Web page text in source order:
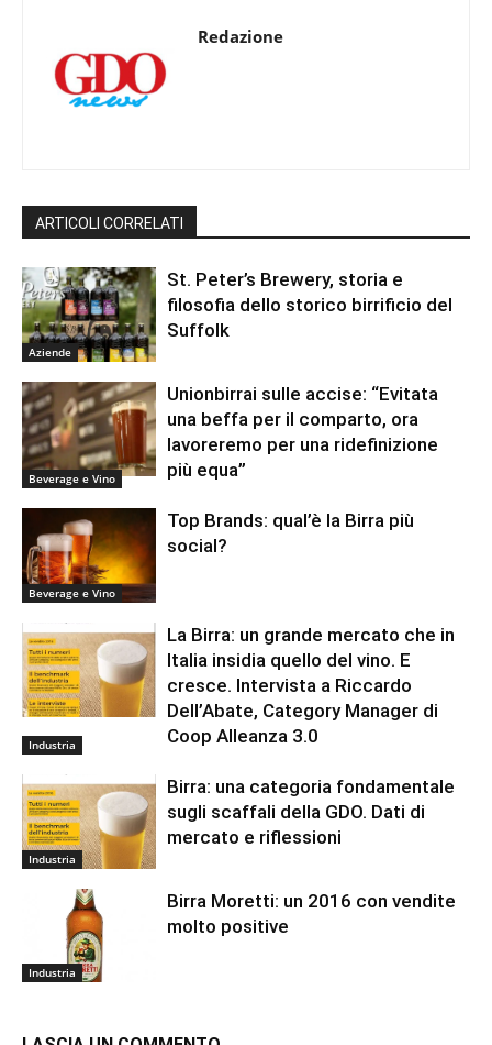
Redazione
ARTICOLI CORRELATI
Aziende
St. Peter’s Brewery, storia e
filosofia dello storico birrificio del
Suffolk
Beverage e Vino
Unionbirrai sulle accise: “Evitata
una beffa per il comparto, ora
lavoreremo per una ridefinizione
più equa”
Beverage e Vino
Top Brands: qual’è la Birra più
social?
Industria
La Birra: un grande mercato che in
Italia insidia quello del vino. E
cresce. Intervista a Riccardo
Dell’Abate, Category Manager di
Coop Alleanza 3.0
Industria
Birra: una categoria fondamentale
sugli scaffali della GDO. Dati di
mercato e riflessioni
Industria
Birra Moretti: un 2016 con vendite
molto positive